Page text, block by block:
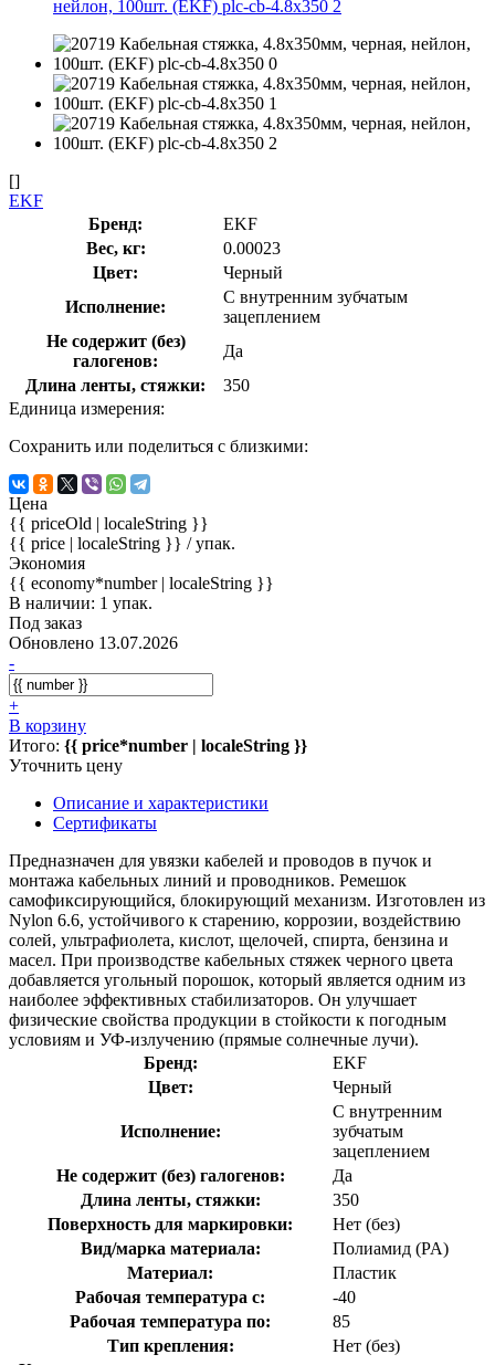
[]
EKF
Бренд:
EKF
Вес, кг:
0.00023
Цвет:
Черный
Исполнение:
С внутренним зубчатым
зацеплением
Не содержит (без)
галогенов:
Да
Длина ленты, стяжки:
350
Единица измерения:
Сохранить или поделиться с близкими:
Цена
{{ priceOld | localeString }}
{{ price | localeString }} / упак.
Экономия
{{ economy*number | localeString }}
В наличии: 1 упак.
Под заказ
Обновлено 13.07.2026
-
+
В корзину
Итого: {{ price*number | localeString }}
Уточнить цену
Описание и характеристики
Сертификаты
Предназначен для увязки кабелей и проводов в пучок и
монтажа кабельных линий и проводников. Ремешок
самофиксирующийся, блокирующий механизм. Изготовлен из
Nylon 6.6, устойчивого к старению, коррозии, воздействию
солей, ультрафиолета, кислот, щелочей, спирта, бензина и
масел. При производстве кабельных стяжек черного цвета
добавляется угольный порошок, который является одним из
наиболее эффективных стабилизаторов. Он улучшает
физические свойства продукции в стойкости к погодным
условиям и УФ-излучению (прямые солнечные лучи).
Бренд:
EKF
Цвет:
Черный
Исполнение:
С внутренним
зубчатым
зацеплением
Не содержит (без) галогенов:
Да
Длина ленты, стяжки:
350
Поверхность для маркировки:
Нет (без)
Вид/марка материала:
Полиамид (PA)
Материал:
Пластик
Рабочая температура с:
-40
Рабочая температура по:
85
Тип крепления:
Нет (без)